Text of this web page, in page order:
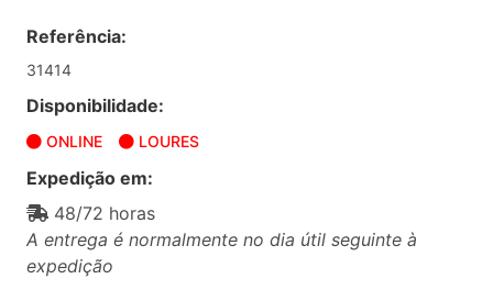
Referência:
31414
Disponibilidade:
ONLINE LOURES
Expedição em:
48/72 horas
A entrega é normalmente no dia útil seguinte à
expedição